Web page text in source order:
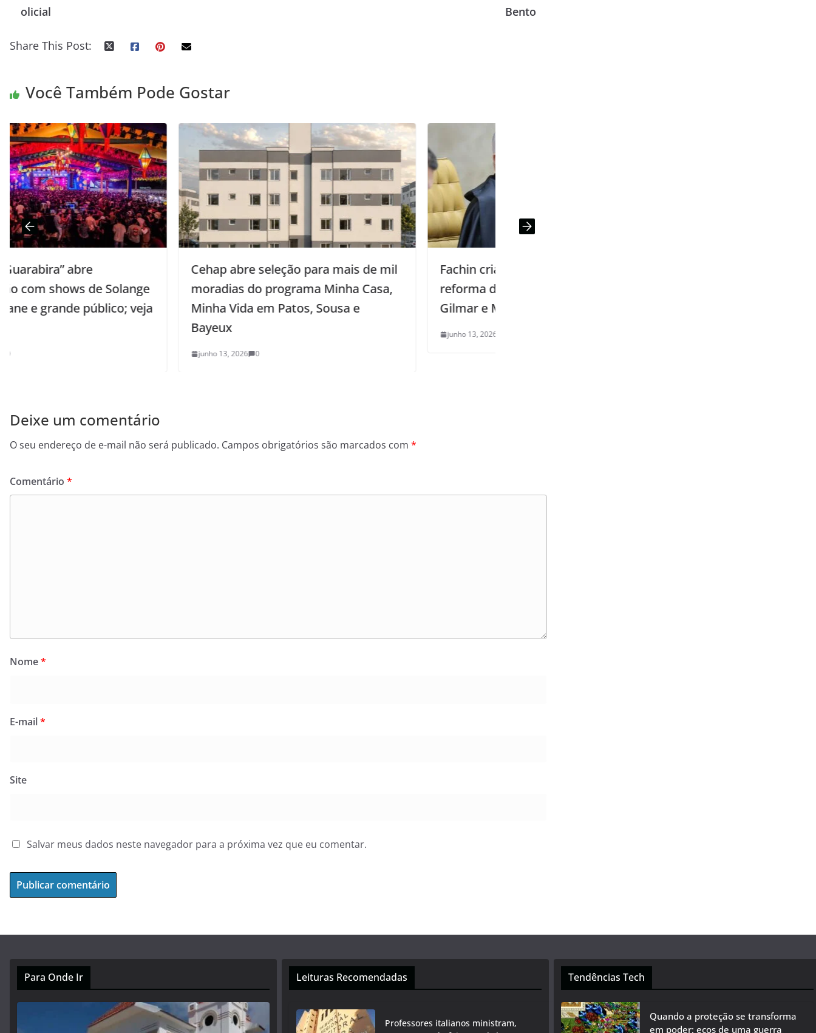
olicial
Bento
Share This Post:
Você Também Pode Gostar
Cehap abre seleção para mais de mil
moradias do programa Minha Casa,
Minha Vida em Patos, Sousa e
Fachin cria grupo para estudar
reforma do Judiciário em aceno a
Gilmar e Moraes
Deixe um comentário
O seu endereço de e-mail não será publicado. Campos obrigatórios são marcados com *
Comentário *
Nome*
E-mail*
Site
Salvar meus dados neste navegador para a próxima vez que eu comentar.
Para Onde Ir Leituras Recomendadas
Professores italianos ministram,
Tendências Tech
Quando a proteção se transforma
em poder: ecos de uma guerra